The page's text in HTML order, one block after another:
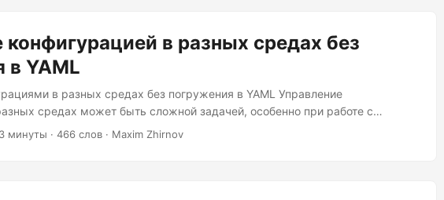
конфигурацией в разных средах без
в YAML
в разных средах без погружения в YAML Управление
средах может быть сложной задачей, особенно при работе с
статье мы рассмотрим несколько стратегий и инструментов, которые
минуты · 466 слов · Maxim Zhirnov